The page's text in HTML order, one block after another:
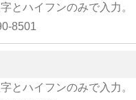
とハイフンのみで入力。
8501
とハイフンのみで入力。